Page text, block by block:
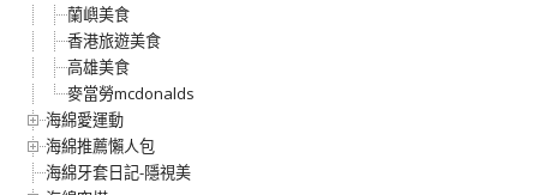
蘭嶼美食
香港旅遊美食
高雄美食
麥當勞mcdonalds
海綿愛運動
海綿推薦懶人包
海綿牙套日記-隱視美